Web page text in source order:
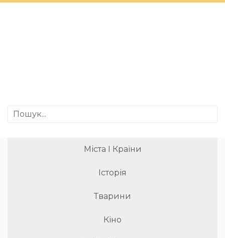
Міста І Країни
Історія
Тварини
Кіно